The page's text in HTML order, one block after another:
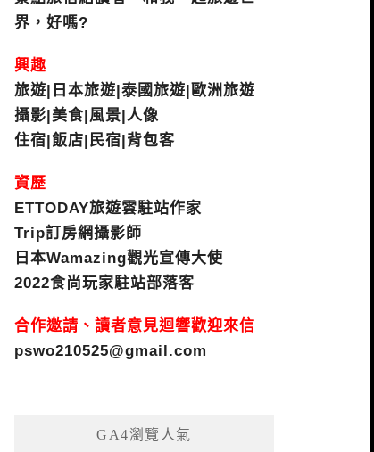
界，好嗎?
興趣
旅遊|日本旅遊|泰國旅遊|歐洲旅遊
攝影|美食|風景|人像
住宿|飯店|民宿|背包客
資歷
ETTODAY旅遊雲駐站作家
Trip訂房網攝影師
日本Wamazing觀光宣傳大使
2022食尚玩家駐站部落客
合作邀請、讀者意見迴響歡迎來信
pswo210525@gmail.com
GA4瀏覽人氣